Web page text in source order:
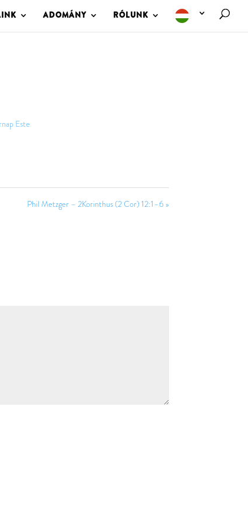
ADOMÁNY RÓLUNK
Este
Phil Metzger – 2Korinthus (2 Cor) 12:1–6 »